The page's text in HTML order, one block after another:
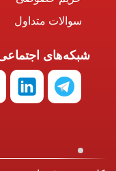
سوالات متداول
شبکه‌های